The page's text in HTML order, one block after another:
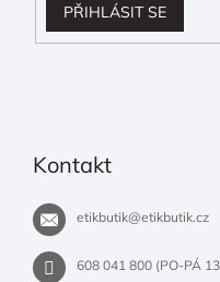
PŘIHLÁSIT SE
Kontakt
etikbutik@etikbutik.cz
608 041 800 (PO-PÁ